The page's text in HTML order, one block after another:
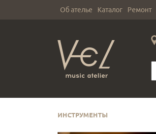
Об ателье Каталог Ремонт
ИНСТРУМЕНТЫ